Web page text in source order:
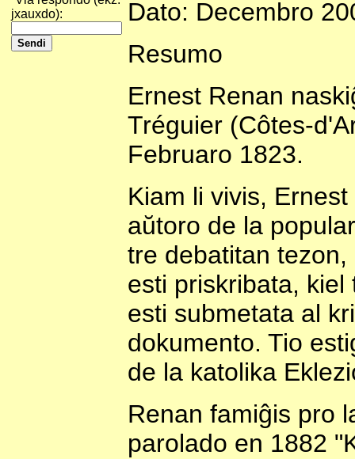
jxauxdo):
Dato: Decembro
Resumo
Ernest Renan
Tréguier (Côtes-
Februaro 1823.
Kiam li vivis,
aŭtoro de la
tre debatitan
esti priskribata,
esti submetata al
dokumento. Tio
de la katolika
Renan famiĝis pro
parolado en 1882